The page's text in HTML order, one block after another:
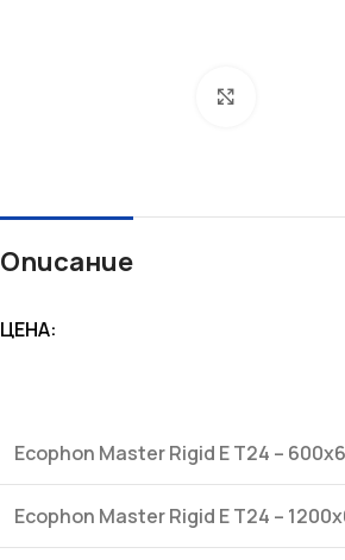
Окачени тавани
Профили
Шпакловки
Описание
ЦЕНА:
Ecophon Master Rigid E T24 –
Ecophon Master Rigid E T24 –